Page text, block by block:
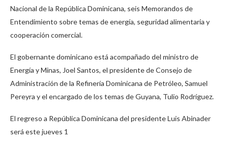
Nacional de la República Dominicana, seis Memorandos de
Entendimiento sobre temas de energía, seguridad alimentaria y
cooperación comercial.
El gobernante dominicano está acompañado del ministro de
Energía y Minas, Joel Santos, el presidente de Consejo de
Administración de la Refinería Dominicana de Petróleo, Samuel
Pereyra y el encargado de los temas de Guyana, Tulio Rodríguez.
El regreso a República Dominicana del presidente Luis Abinader
será este jueves 1